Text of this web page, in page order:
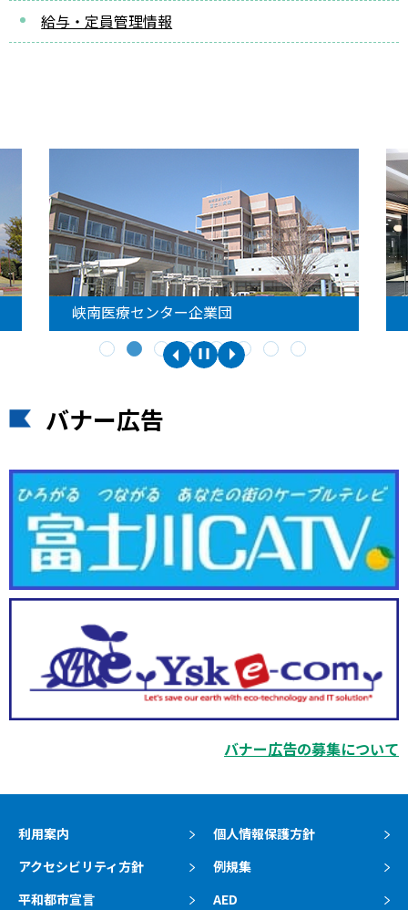
給与・定員管理情報
峡南医療センター企業団
バナー広告
バナー広告の募集について
利用案内
個人情報保護方針
アクセシビリティ方針
例規集
平和都市宣言
AED